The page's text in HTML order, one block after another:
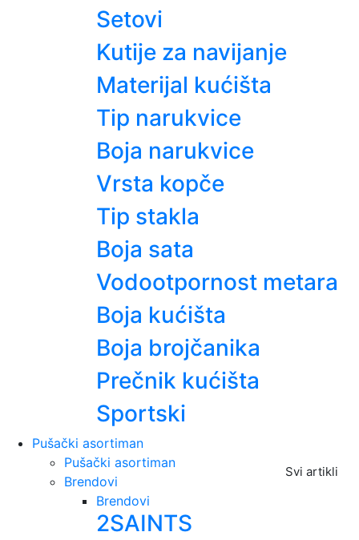
Setovi
Kutije za navijanje
Materijal kućišta
Tip narukvice
Boja narukvice
Vrsta kopče
Tip stakla
Boja sata
Vodootpornost metara
Boja kućišta
Boja brojčanika
Prečnik kućišta
Sportski
Pušački asortiman
Svi artikli
Pušački asortiman
Brendovi
Brendovi
2SAINTS